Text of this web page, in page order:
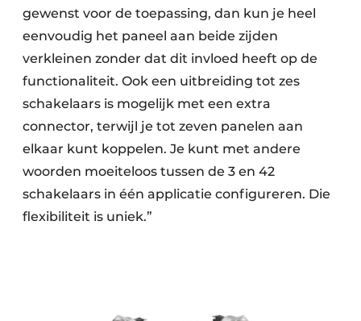
gewenst voor de toepassing, dan kun je heel
eenvoudig het paneel aan beide zijden
verkleinen zonder dat dit invloed heeft op de
functionaliteit. Ook een uitbreiding tot zes
schakelaars is mogelijk met een extra
connector, terwijl je tot zeven panelen aan
elkaar kunt koppelen. Je kunt met andere
woorden moeiteloos tussen de 3 en 42
schakelaars in één applicatie configureren. Die
flexibiliteit is uniek.”